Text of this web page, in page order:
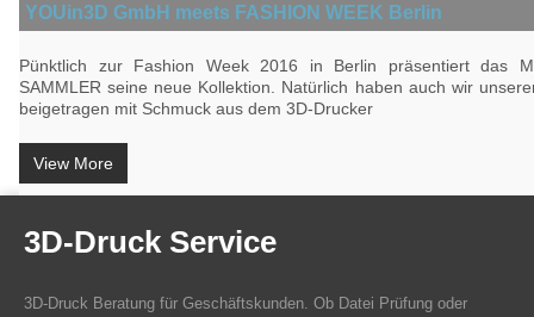
YOUin3D GmbH meets FASHION WEEK Berlin
Pünktlich zur Fashion Week 2016 in Berlin präsentiert das
SAMMLER seine neue Kollektion. Natürlich haben auch wir
beigetragen mit Schmuck aus dem 3D-Drucker
View More
3D-Druck Service
3D-Druck Beratung für Geschäftskunden. Ob Datei Prüfung oder